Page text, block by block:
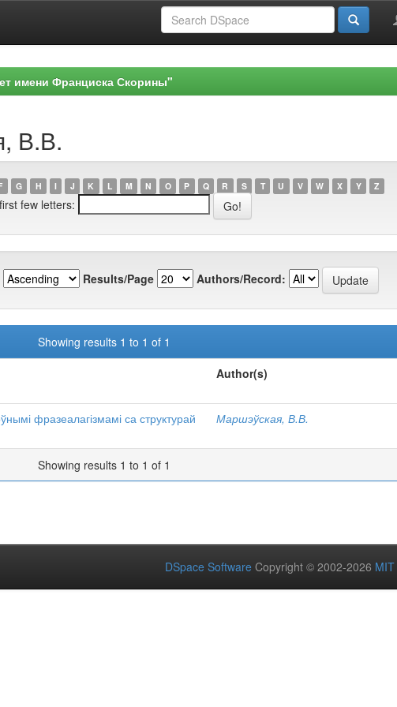
имени Франциска Скорины"
В.В.
G H I J K L M N O P Q R S T U V W X Y Z
few letters:
Results/Page Authors/Record:
Showing results 1 to 1 of 1
Author(s)
фразеалагізмамі са структурай
Маршэўская, В.В.
Showing results 1 to 1 of 1
DSpace Software Copyright © 2002-2026 MIT